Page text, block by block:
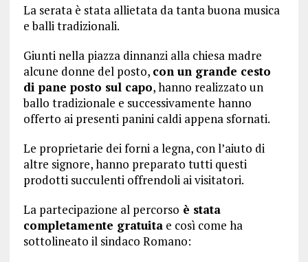
La serata è stata allietata da tanta buona musica
e balli tradizionali.
Giunti nella piazza dinnanzi alla chiesa madre
alcune donne del posto, con un grande cesto
di pane posto sul capo, hanno realizzato un
ballo tradizionale e successivamente hanno
offerto ai presenti panini caldi appena sfornati.
Le proprietarie dei forni a legna, con l’aiuto di
altre signore, hanno preparato tutti questi
prodotti succulenti offrendoli ai visitatori.
La partecipazione al percorso è stata
completamente gratuitae così come ha
sottolineato il sindaco Romano: